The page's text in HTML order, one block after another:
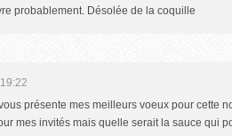
probablement. Désolée de la coquille
présente mes meilleurs voeux pour cette
mes invités mais quelle serait la sauce qui